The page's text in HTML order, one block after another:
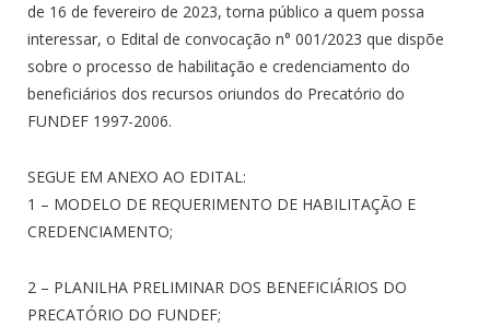
de 16 de fevereiro de 2023, torna público a quem possa
interessar, o Edital de convocação n° 001/2023 que dispõe
sobre o processo de habilitação e credenciamento do
beneficiários dos recursos oriundos do Precatório do
FUNDEF 1997-2006.
SEGUE EM ANEXO AO EDITAL:
1 – MODELO DE REQUERIMENTO DE HABILITAÇÃO E
CREDENCIAMENTO;
2 – PLANILHA PRELIMINAR DOS BENEFICIÁRIOS DO
PRECATÓRIO DO FUNDEF;